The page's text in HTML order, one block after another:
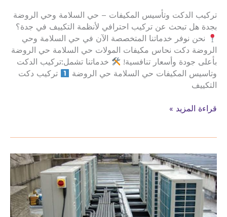
تركيب الدكت وتأسيس المكيفات – حي السلامة وحي الروضة
بجدة هل تبحث عن تركيب احترافي لأنظمة التكييف في جدة؟
نحن نوفر خدماتنا المتخصصة الآن في حي السلامة وحي
الروضة دكت نحاس مكيفات المولات حي السلامة حي الروضة
بأعلى جودة وأسعار تنافسية!
خدماتنا تشمل:تركيب الدكت
وتاسيس المكيفات حي السلامة حي الروضة
تركيب دكت
التكييف
دكت
حي
السلامة
حي
الروضة
قراءة المزيد »